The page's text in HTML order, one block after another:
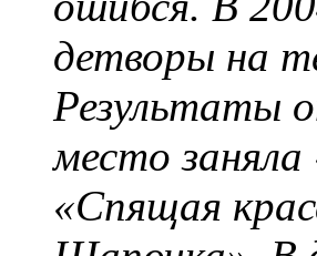
детворы на
Результаты
место
«Спящая